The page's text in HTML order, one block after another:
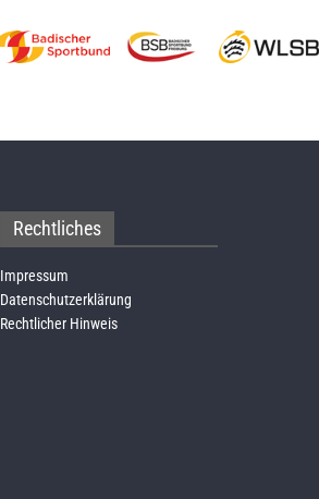
Rechtliches
Impressum
Datenschutzerklärung
Rechtlicher Hinweis